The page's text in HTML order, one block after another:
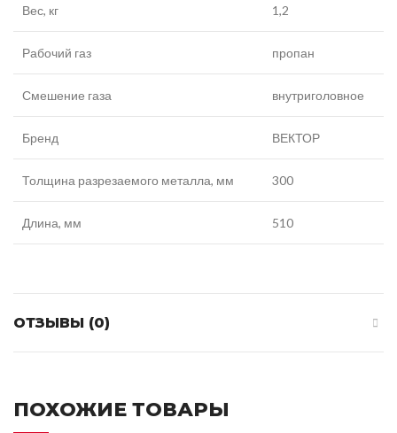
Вес, кг 1,2
Рабочий газ пропан
Смешение газа внутриголовное
Бренд ВЕКТОР
Толщина разрезаемого металла, мм 300
Длина, мм 510
ОТЗЫВЫ (0)
ПОХОЖИЕ ТОВАРЫ